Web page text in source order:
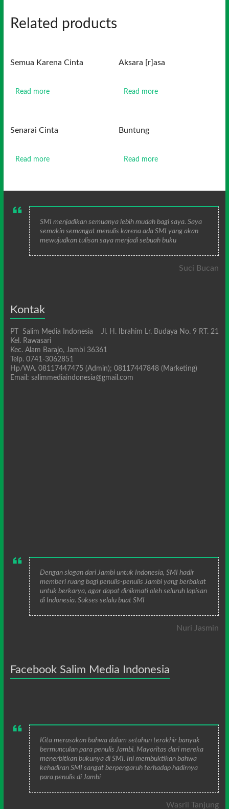
Related products
Semua Karena Cinta
Read more
Aksara [r]asa
Read more
Senarai Cinta
Read more
Buntung
Read more
SMI menjadikan semuanya lebih mudah bagi saya. Saya
semakin semangat menulis karena ada SMI yang akan
mewujudkan tulisan saya menjadi sebuah buku
Suci Bucan
Kontak
PT Salim Media Indonesia Jl. H. Ibrahim Lr. Budaya No. 9 RT. 21
Kel. Rawasari
Kec. Alam Barajo, Jambi 36361
Telp. 0741-3062851
Hp/WA. 08117447475 (Admin); 08117447848 (Marketing)
Email: salimmediaindonesia@gmail.com
Dengan slogan dari Jambi untuk Indonesia, SMI hadir
memberi ruang bagi penulis-penulis Jambi yang berbakat
untuk berkarya, agar dapat dinikmati oleh seluruh lapisan
di Indonesia. Sukses selalu buat SMI
Nuri Jasmin
Facebook Salim Media Indonesia
Kita merasakan bahwa dalam setahun terakhir banyak
bermunculan para penulis Jambi. Mayoritas dari mereka
menerbitkan bukunya di SMI. Ini membuktikan bahwa
kehadiran SMI sangat berpengaruh terhadap hadirnya
para penulis di Jambi
Wasril Tanjung